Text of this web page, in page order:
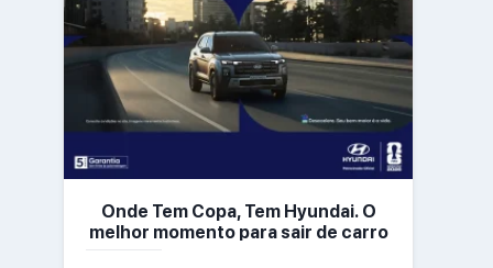
Onde Tem Copa, Tem Hyundai. O
melhor momento para sair de carro